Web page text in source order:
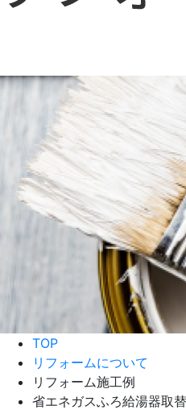
TOP
リフォームについて
リフォーム施工例
省エネガスふろ給湯器取